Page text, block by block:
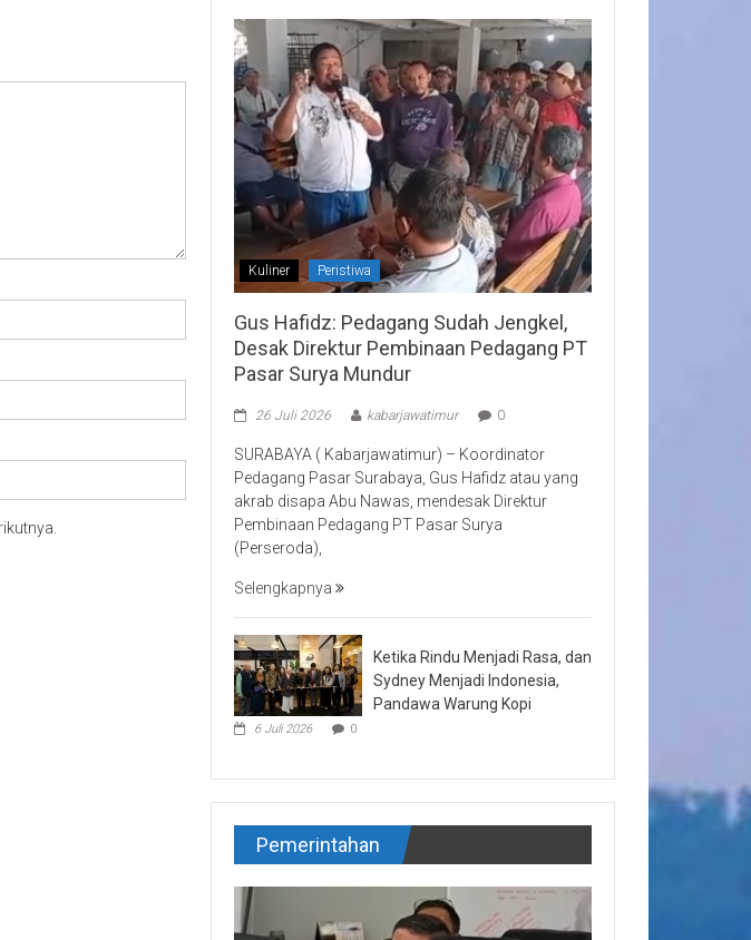
Kuliner Peristiwa
Gus Hafidz: Pedagang Sudah Jengkel,
Desak Direktur Pembinaan Pedagang PT
Pasar Surya Mundur
26 Juli 2026 kabarjawatimur 0
SURABAYA ( Kabarjawatimur) – Koordinator
Pedagang Pasar Surabaya, Gus Hafidz atau yang
akrab disapa Abu Nawas, mendesak Direktur
Pembinaan Pedagang PT Pasar Surya
(Perseroda),
Selengkapnya
Ketika Rindu Menjadi Rasa, dan
Sydney Menjadi Indonesia,
Pandawa Warung Kopi
6 Juli 2026 0
Pemerintahan